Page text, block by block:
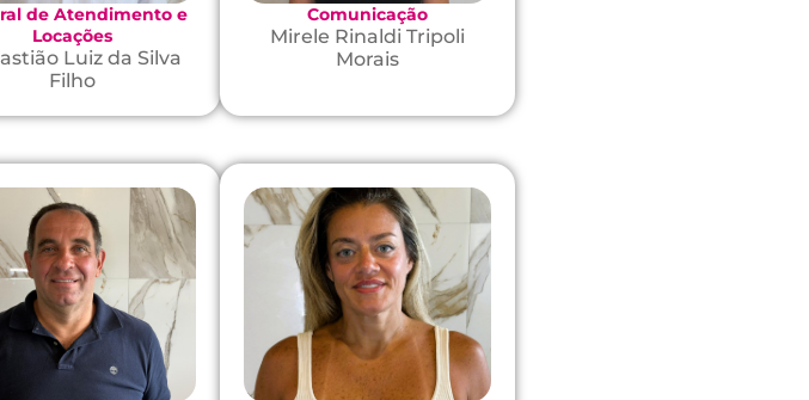
de Atendimento e
Locações
Luiz da Silva
Filho
Comunicação
Mirele Rinaldi Tripoli
Morais